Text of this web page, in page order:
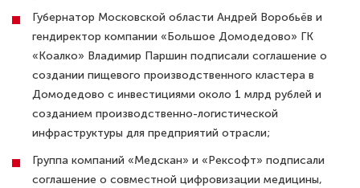
Губернатор Московской области Андрей Воробьёв и
гендиректор компании «Большое Домодедово» ГК
«Коалко» Владимир Паршин подписали соглашение о
создании пищевого производственного кластера в
Домодедово с инвестициями около 1 млрд рублей и
созданием производственно-логистической
инфраструктуры для предприятий отрасли;
Группа компаний «Медскан» и «Рексофт» подписали
соглашение о совместной цифровизации медицины,